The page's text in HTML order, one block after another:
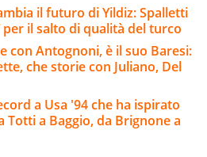
il futuro di Yildiz: Spalletti
per il salto di qualità del turco
con Antognoni, è il suo Baresi:
che storie con Juliano, Del
a Usa '94 che ha ispirato
a Baggio, da Brignone a